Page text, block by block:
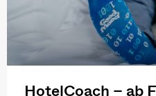
HotelCoach – ab